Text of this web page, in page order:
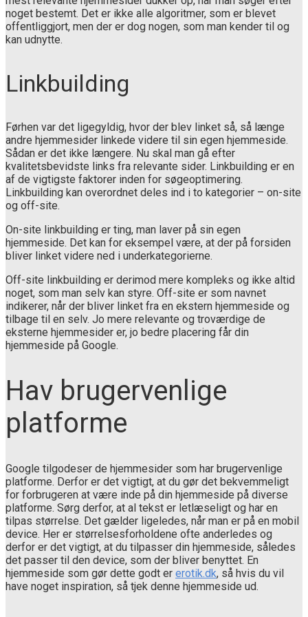
noget bestemt. Det er ikke alle algoritmer, som er blevet
offentliggjort, men der er dog nogen, som man kender til og
kan udnytte.
Linkbuilding
Førhen var det ligegyldig, hvor der blev linket så, så længe
andre hjemmesider linkede videre til sin egen hjemmeside.
Sådan er det ikke længere. Nu skal man gå efter
kvalitetsbevidste links fra relevante sider. Linkbuilding er en
af de vigtigste faktorer inden for søgeoptimering.
Linkbuilding kan overordnet deles ind i to kategorier – on-site
og off-site.
On-site linkbuilding er ting, man laver på sin egen
hjemmeside. Det kan for eksempel være, at der på forsiden
bliver linket videre ned i underkategorierne.
Off-site linkbuilding er derimod mere kompleks og ikke altid
noget, som man selv kan styre. Off-site er som navnet
indikerer, når der bliver linket fra en ekstern hjemmeside og
tilbage til en selv. Jo mere relevante og troværdige de
eksterne hjemmesider er, jo bedre placering får din
hjemmeside på Google.
Hav brugervenlige
platforme
Google tilgodeser de hjemmesider som har brugervenlige
platforme. Derfor er det vigtigt, at du gør det bekvemmeligt
for forbrugeren at være inde på din hjemmeside på diverse
platforme. Sørg derfor, at al tekst er letlæseligt og har en
tilpas størrelse. Det gælder ligeledes, når man er på en mobil
device. Her er størrelsesforholdene ofte anderledes og
derfor er det vigtigt, at du tilpasser din hjemmeside, således
det passer til den device, som der bliver benyttet. En
hjemmeside som gør dette godt er erotik.dk, så hvis du vil
have noget inspiration, så tjek denne hjemmeside ud.